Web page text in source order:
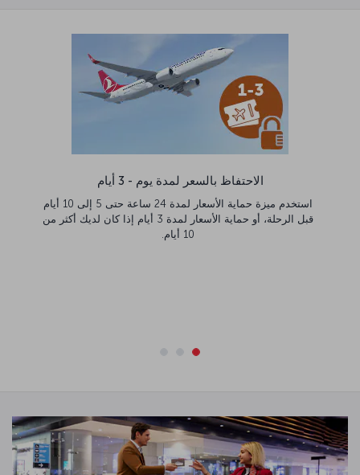
الاحتفاظ بالسعر لمدة يوم - 3 أيام
استخدم ميزة حماية الأسعار لمدة 24 ساعة حتى 5 إلى 10 أيام
قبل الرحلة، أو حماية الأسعار لمدة 3 أيام إذا كان لديك أكثر من
10 أيام.